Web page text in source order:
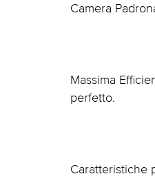
Camera
Massima
perfetto.
Caratteristiche